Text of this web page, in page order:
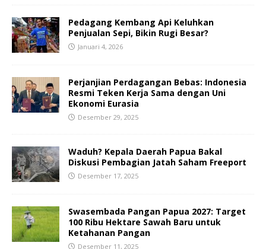
Pedagang Kembang Api Keluhkan
Penjualan Sepi, Bikin Rugi Besar?
Januari 4, 2026
Perjanjian Perdagangan Bebas: Indonesia
Resmi Teken Kerja Sama dengan Uni
Ekonomi Eurasia
Desember 29, 2025
Waduh? Kepala Daerah Papua Bakal
Diskusi Pembagian Jatah Saham Freeport
Desember 17, 2025
Swasembada Pangan Papua 2027: Target
100 Ribu Hektare Sawah Baru untuk
Ketahanan Pangan
Desember 11, 2025